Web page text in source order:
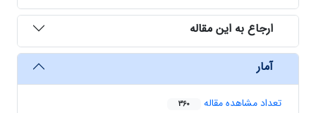
ارجاع به این مقاله
آمار
تعداد مشاهده مقاله 360